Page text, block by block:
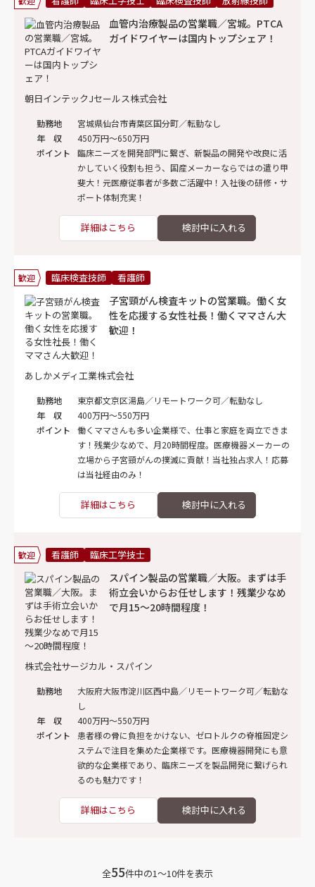
血管内治療製品の営業職／宮城。PTCA
ガイドワイヤーは国内トップシェア！
朝日インテックJセールス株式会社
勤務地
宮城県仙台市青葉区国分町／転勤なし
年 収
450万円～650万円
ポイント
臨床ニーズを開発部門に繋ぎ、新製品の開発や改良に活
かしていく役割も担う、国産メーカーならではの遣り甲
斐大！元医療従事者が多数ご活躍中！入社後の研修・サ
ポート体制充実！
詳細はこちら
歓迎 臨床検査技師 看護師
子宮頸がん検査キットの営業職。働く女
性を応援する女性社長！働くママさん大
歓迎！
あしかメディ工業株式会社
勤務地
東京都文京区湯島／リモートワーク可／転勤なし
年 収
400万円～550万円
ポイント
働くママさんも多い企業様で、仕事と家庭を両立できま
す！残業少なめで、月20時間程度。医療機器メーカーの
立場から子宮頸がんの撲滅に貢献！当社独占求人！応募
は当社経由のみ！
詳細はこちら
歓迎 看護師 臨床工学技士
スパイン製品の営業職／大阪。まずは手
術立会いからお任せします！残業少なめ
で月15～20時間程度！
株式会社サージカル・スパイン
勤務地
大阪府大阪市淀川区西中島／リモートワーク可／転勤な
し
年 収
400万円～550万円
ポイント
患者様の骨に負担をかけない、ゼロトルクの脊椎固定シ
ステムで注目を集めた企業様です。医療機器開発にも意
欲的な企業様であり、臨床ニーズを製品開発に繋げられ
るのも魅力です！
詳細はこちら
全55件中の1〜10件を表示